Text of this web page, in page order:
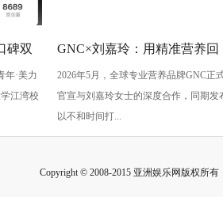
碑双
年·美力
江湾校
GNC×刘嘉玲：用精准营养回
应“她需求”，陪伴每一阶段的
从容生长
2026年5月，全球专业营养品牌GNC正
官宣与刘嘉玲女士的深度合作，同期发
以不和时间打...
Copyright © 2008-2015 亚洲娱乐网版权所